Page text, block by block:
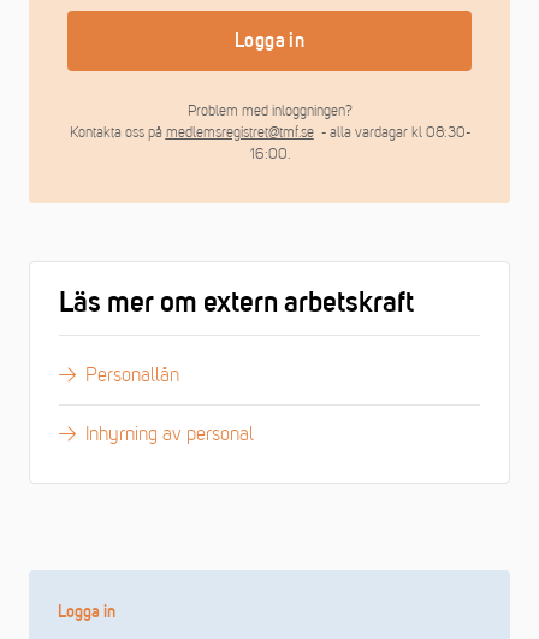
Logga in
Logga in
Problem med inloggningen?
Kontakta oss på medlemsregistret@tmf.se- alla vardagar kl 08:30-
16:00.
Läs mer om extern arbetskraft
Personallån
Inhyrning av personal